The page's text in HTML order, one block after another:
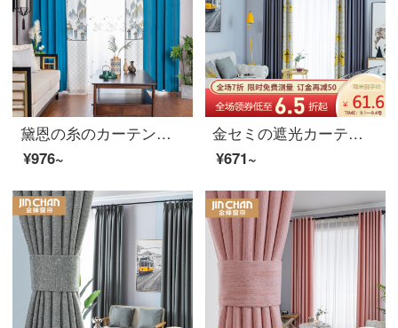
黛恩の糸のカーテンのリビングルームの中国式カーテンの遮光完成品を簡単に予約しました。現代の寝室の書斎の床と窓の純色を組み合わせて、新しい中国式風景の山水画布の幅を一メートル（固定幅5メートル、6メートル、7メートル）何メートルで何枚か撮りますか？
¥976~
金セミの遮光カーテンのプリントをつなぎ合わせて北欧を注文して、寝室の客間のカーテンの窓の紗の布地の菱形の鹿-黄（主な布地の高精密-14が6993-黄色を配合します）の1メートルの材料の価格（フック無料加工）を配合して何メートルの撮影を必要としますか？
¥671~